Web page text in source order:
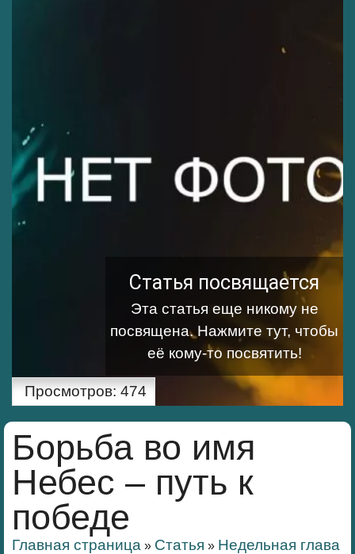
Статья посвящается
Эта статья еще никому не
посвящена. Нажмите тут, чтобы
её кому-то посвятить!
Просмотров: 474
Борьба во имя
Небес – путь к
победе
Главная страница » Статья » Недельная глава